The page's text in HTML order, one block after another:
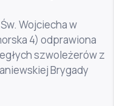
Wojciecha w
4) odprawiona
szwoleżerów z
Brygady